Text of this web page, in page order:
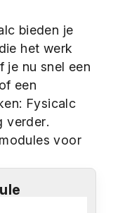
bieden je
het werk
je nu snel een
een
Fysicalc
verder.
voor